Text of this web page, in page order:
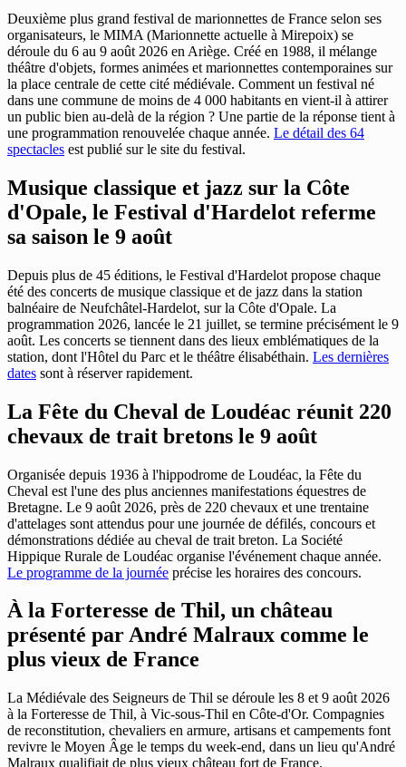
Deuxième plus grand festival de marionnettes de France selon ses
organisateurs, le MIMA (Marionnette actuelle à Mirepoix) se
déroule du 6 au 9 août 2026 en Ariège. Créé en 1988, il mélange
théâtre d'objets, formes animées et marionnettes contemporaines sur
la place centrale de cette cité médiévale. Comment un festival né
dans une commune de moins de 4 000 habitants en vient-il à attirer
un public bien au-delà de la région ? Une partie de la réponse tient à
une programmation renouvelée chaque année. Le détail des 64
spectacles est publié sur le site du festival.
Musique classique et jazz sur la Côte
d'Opale, le Festival d'Hardelot referme
sa saison le 9 août
Depuis plus de 45 éditions, le Festival d'Hardelot propose chaque
été des concerts de musique classique et de jazz dans la station
balnéaire de Neufchâtel-Hardelot, sur la Côte d'Opale. La
programmation 2026, lancée le 21 juillet, se termine précisément le 9
août. Les concerts se tiennent dans des lieux emblématiques de la
station, dont l'Hôtel du Parc et le théâtre élisabéthain. Les dernières
dates sont à réserver rapidement.
La Fête du Cheval de Loudéac réunit 220
chevaux de trait bretons le 9 août
Organisée depuis 1936 à l'hippodrome de Loudéac, la Fête du
Cheval est l'une des plus anciennes manifestations équestres de
Bretagne. Le 9 août 2026, près de 220 chevaux et une trentaine
d'attelages sont attendus pour une journée de défilés, concours et
démonstrations dédiée au cheval de trait breton. La Société
Hippique Rurale de Loudéac organise l'événement chaque année.
Le programme de la journée précise les horaires des concours.
À la Forteresse de Thil, un château
présenté par André Malraux comme le
plus vieux de France
La Médiévale des Seigneurs de Thil se déroule les 8 et 9 août 2026
à la Forteresse de Thil, à Vic-sous-Thil en Côte-d'Or. Compagnies
de reconstitution, chevaliers en armure, artisans et campements font
revivre le Moyen Âge le temps du week-end, dans un lieu qu'André
Malraux qualifiait de plus vieux château fort de France.